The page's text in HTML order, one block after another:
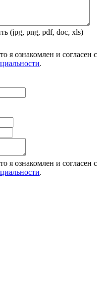
(jpg, png, pdf, doc, xls)
я ознакомлен и согласен с
.
я ознакомлен и согласен с
.